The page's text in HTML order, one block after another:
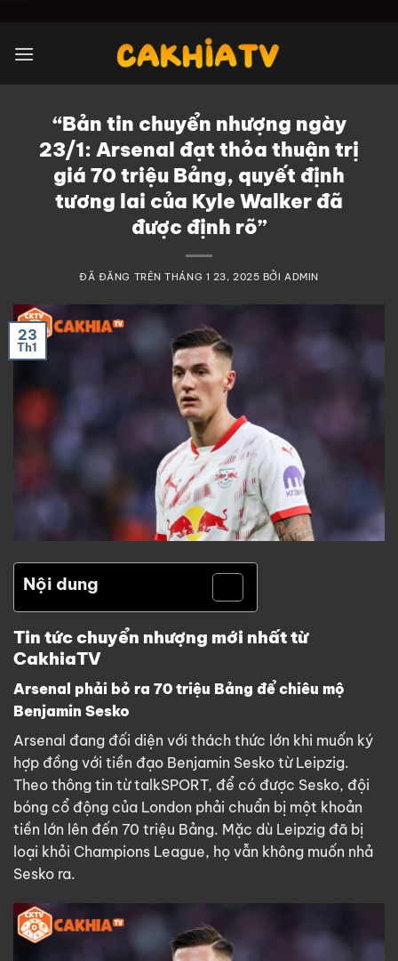
nội
“Bản tin chuyển nhượng ngày
23/1: Arsenal đạt thỏa thuận trị
giá 70 triệu Bảng, quyết định
tương lai của Kyle Walker đã
được định rõ”
ĐÃ ĐĂNG TRÊNTHÁNG 1 23, 2025 BỞIADMIN
23
Th1
Nội dung
Tin tức chuyển nhượng mới nhất từ
CakhiaTV
Arsenal phải bỏ ra 70 triệu Bảng để chiêu mộ
Benjamin Sesko
Arsenal đang đối diện với thách thức lớn khi muốn ký
hợp đồng với tiền đạo Benjamin Sesko từ Leipzig.
Theo thông tin từ talkSPORT, để có được Sesko, đội
bóng cổ động của London phải chuẩn bị một khoản
tiền lớn lên đến 70 triệu Bảng. Mặc dù Leipzig đã bị
loại khỏi Champions League, họ vẫn không muốn nhả
Sesko ra.